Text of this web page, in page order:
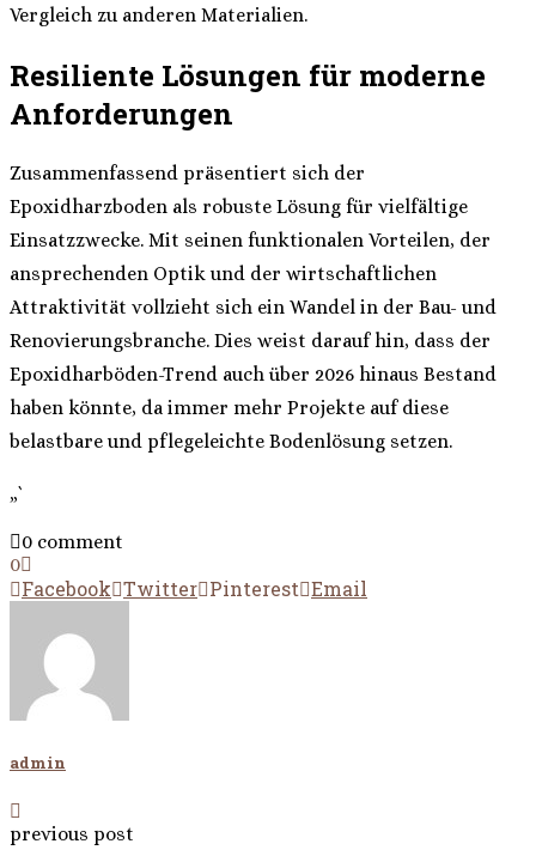
Vergleich zu anderen Materialien.
Resiliente Lösungen für moderne
Anforderungen
Zusammenfassend präsentiert sich der
Epoxidharzboden als robuste Lösung für vielfältige
Einsatzzwecke. Mit seinen funktionalen Vorteilen, der
ansprechenden Optik und der wirtschaftlichen
Attraktivität vollzieht sich ein Wandel in der Bau- und
Renovierungsbranche. Dies weist darauf hin, dass der
Epoxidharböden-Trend auch über 2026 hinaus Bestand
haben könnte, da immer mehr Projekte auf diese
belastbare und pflegeleichte Bodenlösung setzen.
„`
0 comment
0
Facebook Twitter Pinterest Email
admin
previous post